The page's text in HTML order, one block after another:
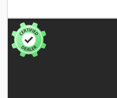
svoris:17 990 kg, darbinė
procentas
09/2024, kita apžiūra (TÜV):
tūris:3,22 m³